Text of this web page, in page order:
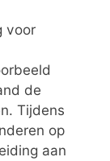
voor
de
Tijdens
op
aan